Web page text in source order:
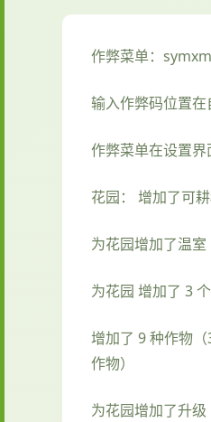
作弊菜单：
输入作弊码位置
作弊菜单在设置界
花园： 增加了可
为花园增加了温室
为花园 增加了 3
增加了 9 种作物
作物）
为花园增加了升级